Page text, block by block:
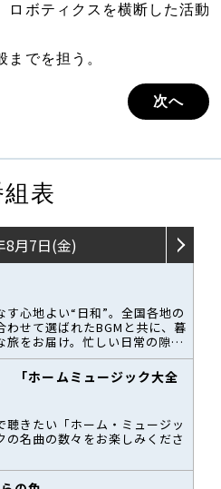
ロボティクスを横断した活動
でを担う。
次へ
組表